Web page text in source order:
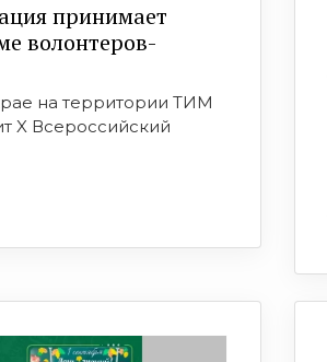
принимает
волонтеров-
на территории ТИМ
X Всероссийский